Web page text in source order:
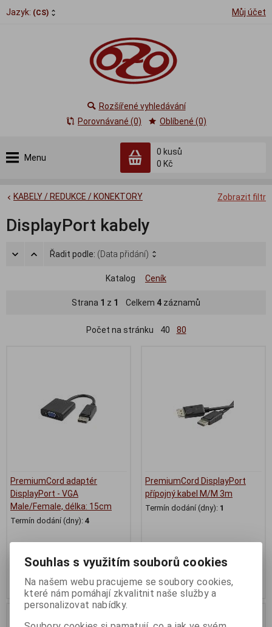
Jazyk: (CS) Můj účet
Menu
0 kusů
0 Kč
Rozšířené vyhledávání
Porovnávané (0)
Oblíbené (0)
Zobrazit filtr
KABELY / REDUKCE / KONEKTORY
DisplayPort kabely
Řadit podle: (Data přidání)
Katalog Ceník
Strana 1 z 1 Celkem 4 záznamů
Počet na stránku 40 80
PremiumCord adaptér
DisplayPort - VGA
Male/Female, délka: 15cm
Termín dodání (dny): 4
325 Kč (bez DPH:)
Koupit
PremiumCord DisplayPort
přípojný kabel M/M 3m
Termín dodání (dny): 1
155 Kč (bez DPH:)
Koupit
Souhlas s využitím souborů cookies
Na našem webu pracujeme se soubory cookies,
které nám pomáhají zkvalitnit naše služby a
personalizovat nabídky.